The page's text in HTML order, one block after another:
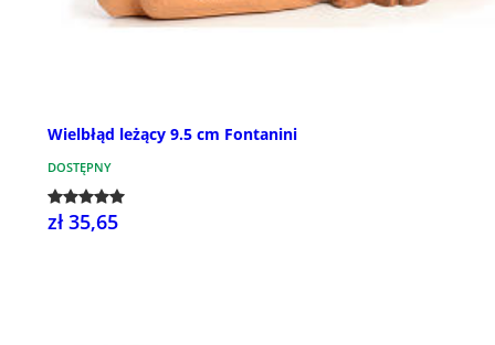
Wielbłąd leżący 9.5 cm Fontanini
DOSTĘPNY
zł 35,65